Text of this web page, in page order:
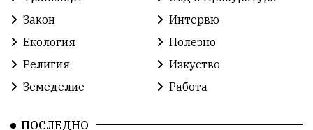
Закон
Интервю
Екология
Полезно
Религия
Изкуство
Земеделие
Работа
ПОСЛЕДНО